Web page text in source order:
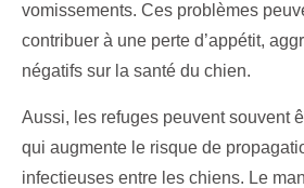
vomissements. Ces problèmes
contribuer à une perte d’appétit,
négatifs sur la santé du chien.
Aussi, les refuges peuvent souvent
qui augmente le risque de
infectieuses entre les chiens. Le